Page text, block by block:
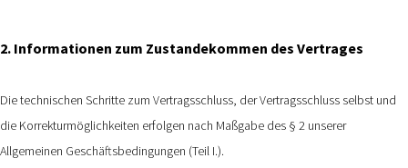
2. Informationen zum Zustandekommen des Vertrages
Die technischen Schritte zum Vertragsschluss, der Vertragsschluss selbst und
die Korrekturmöglichkeiten erfolgen nach Maßgabe des § 2 unserer
Allgemeinen Geschäftsbedingungen (Teil I.).